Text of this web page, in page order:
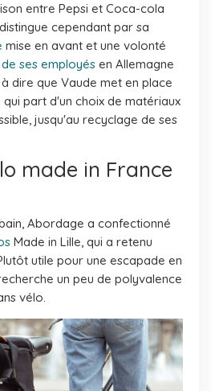
entre Pepsi et Coca-cola
cependant par sa
mise en avant et une volonté
ses employés en Allemagne
dire que Vaude met en place
part d'un choix de matériaux
jusqu'au recyclage de ses
made in France
Abordage a confectionné
Made in Lille, qui a retenu
utile pour une escapade en
un peu de polyvalence
vélo.